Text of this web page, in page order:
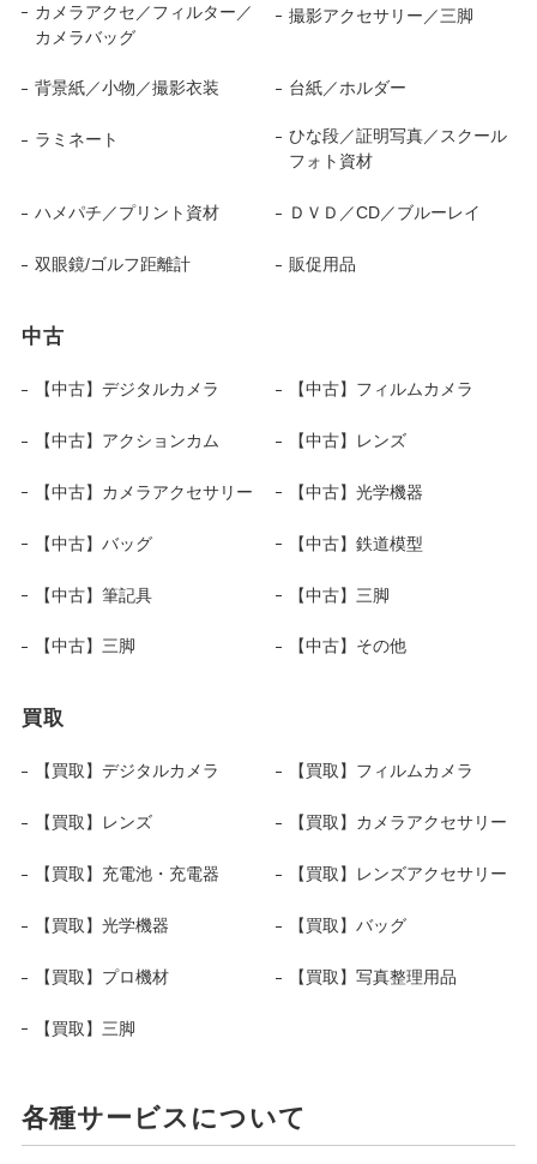
カメラアクセ／フィルター／
カメラバッグ
撮影アクセサリー／三脚
背景紙／小物／撮影衣装 台紙／ホルダー
ラミネート
ひな段／証明写真／スクール
フォト資材
ハメパチ／プリント資材 ＤＶＤ／CD／ブルーレイ
双眼鏡/ゴルフ距離計 販促用品
中古
【中古】デジタルカメラ 【中古】フィルムカメラ
【中古】アクションカム 【中古】レンズ
【中古】カメラアクセサリー 【中古】光学機器
【中古】バッグ 【中古】鉄道模型
【中古】筆記具 【中古】三脚
【中古】三脚 【中古】その他
買取
【買取】デジタルカメラ 【買取】フィルムカメラ
【買取】レンズ 【買取】カメラアクセサリー
【買取】充電池・充電器 【買取】レンズアクセサリー
【買取】光学機器 【買取】バッグ
【買取】プロ機材 【買取】写真整理用品
【買取】三脚
各種サービスについて